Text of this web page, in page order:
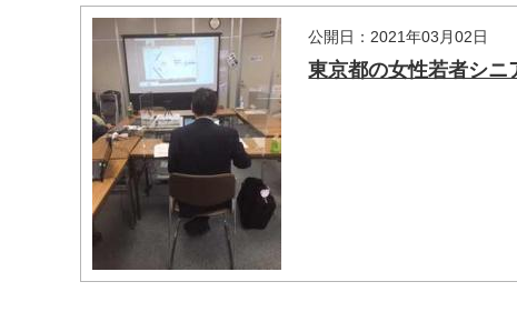
公開日：2021年03月02日
東京都の女性若者シニ